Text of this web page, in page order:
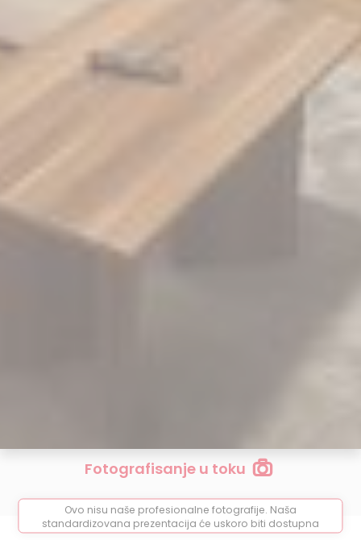
Fotografisanje u toku
Ovo nisu naše profesionalne fotografije. Naša
standardizovana prezentacija će uskoro biti dostupna